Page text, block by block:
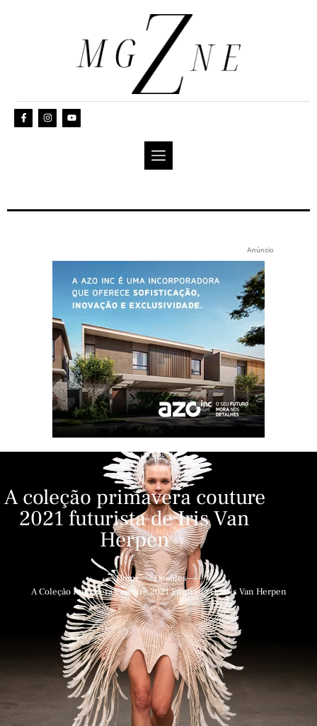
Anúncio
A coleção primavera couture
2021 futurista de Iris Van
Herpen
Home
Desfiles
A Coleção Primavera Couture 2021 Futurista De Iris Van Herpen